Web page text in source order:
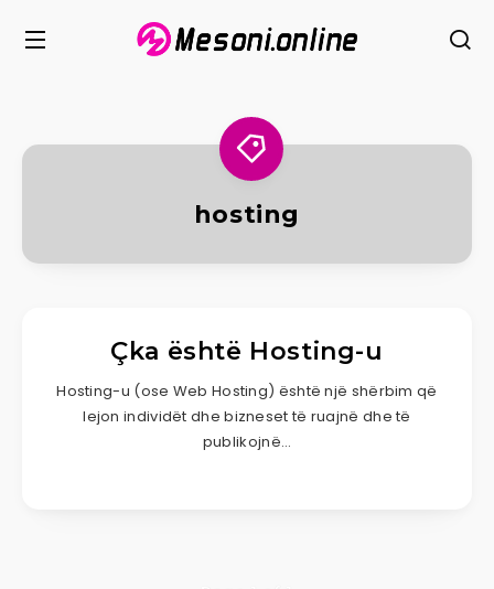
hosting
Çka është Hosting-u
Hosting-u (ose Web Hosting) është një shërbim që
lejon individët dhe bizneset të ruajnë dhe të
publikojnë…